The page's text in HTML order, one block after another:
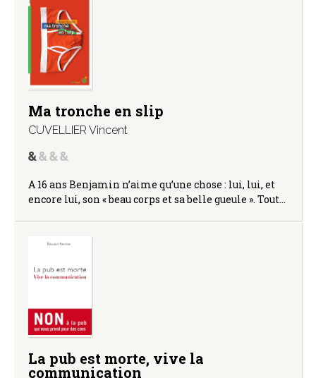
Ma tronche en slip
CUVELLIER Vincent
A 16 ans Benjamin n’aime qu’une chose : lui, lui, et
encore lui, son « beau corps et sa belle gueule ». Tout…
La pub est morte, vive la
communication